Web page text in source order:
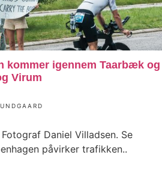
kommer igennem Taarbæk og
Virum
Daniel Villadsen. Se
påvirker trafikken..